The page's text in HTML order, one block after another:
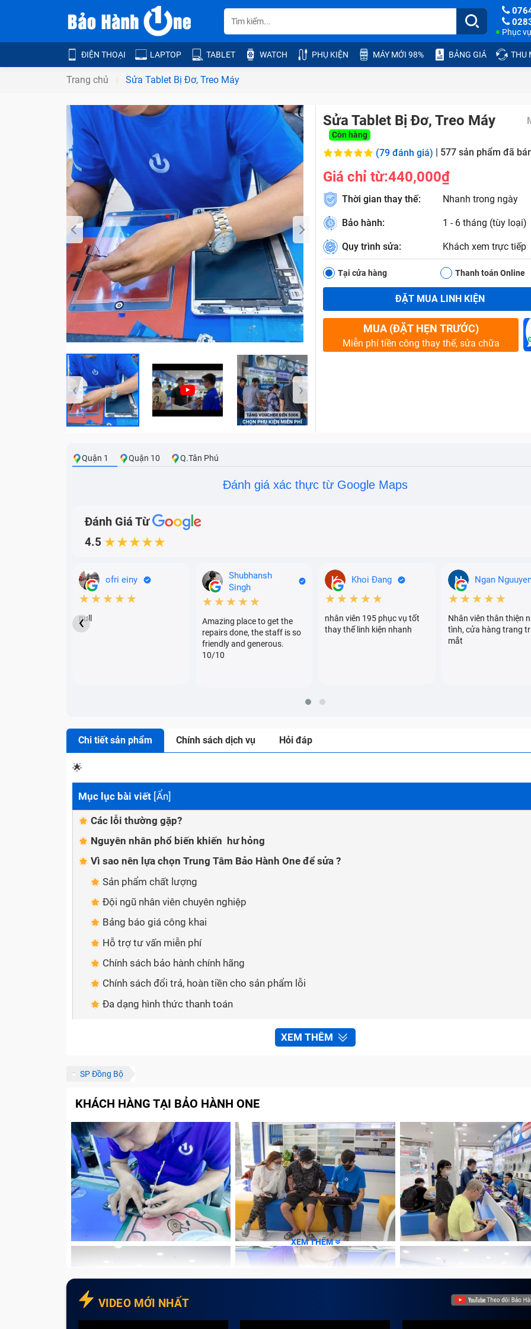
Phục
ĐIỆN THOẠI LAPTOP TABLET WATCH PHỤ KIỆN MÁY MỚI 98% BẢNG GIÁ THU
Trang chủ Sửa Tablet Bị Đơ, Treo Máy
Bảo Hành One
‹ ›
Sửa Tablet Bị Đơ, Treo Máy
Còn hàng
(79 đánh giá) | 577 sản phẩm đã
Giá chỉ từ:440,000₫
Thời gian thay thế: Nhanh trong ngày
Bảo hành: 1 - 6 tháng (tùy loại)
Quy trình sửa: Khách xem trực tiếp
Tại cửa hàng Thanh toán Online
ĐẶT MUA LINH KIỆN
MUA (ĐẶT HẸN TRƯỚC)
Miễn phí tiền công thay thế, sửa chữa
Quận 1 Quận 10 Q.Tân Phú
Đánh giá xác thực từ Google Maps
Đánh Giá Từ
4.5 ★★★★★
ofri einy
★★★★★
null
Shubhansh
Singh
★★★★★
Amazing place to get the
repairs done, the staff is so
friendly and generous.
10/10
Khoi Đang
★★★★★
nhân viên 195 phục vụ tốt
thay thế linh kiện nhanh
Ngan
★★★★★
Nhân viên thân thiện
tình, cửa hàng trang
mắt
‹
Chi tiết sản phẩm Chính sách dịch vụ Hỏi đáp
🌟
Mục lục bài viết [Ẩn]
Các lỗi thường gặp?
Nguyên nhân phổ biến khiến hư hỏng
Vì sao nên lựa chọn Trung Tâm Bảo Hành One để sửa ?
Sản phẩm chất lượng
Đội ngũ nhân viên chuyên nghiệp
Bảng báo giá công khai
Hỗ trợ tư vấn miễn phí
Chính sách bảo hành chính hãng
Chính sách đổi trả, hoàn tiền cho sản phẩm lỗi
Đa dạng hình thức thanh toán
Cách thức để liên hệ với Trung Tâm Bảo Hành One
Những lưu ý để sửa chữa nhanh chóng tại Trung Tâm Bảo Hành One
Gọi điện để được tư vấn trước khi đến
Đặt trước lịch hẹn
Xem trước bảng báo giá
Kiểm tra sản phẩm thuộc diện bảo hành
Với tính chất công việc cần làm việc trên màn hình máy đủ rộng nhưng vừa có thể thuận tiện di
Tablet chính là lựa chọn tuyệt vời cho khách hàng. Tuy nhiên, trong quá trình sử dụng vì nhiều lý do
dẫn đến máy tablet bị hư hỏng và ảnh hưởng đến học tập hay công việc. Sửa chữa tại Trung Tâm
Các lỗi thường gặp?
XEM THÊM
SP Đồng Bộ
KHÁCH HÀNG TẠI BẢO HÀNH ONE
XEM THÊM
VIDEO MỚI NHẤT